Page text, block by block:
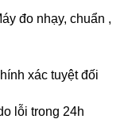
đo nhạy, chuẩn ,
xác tuyệt đối
lỗi trong 24h